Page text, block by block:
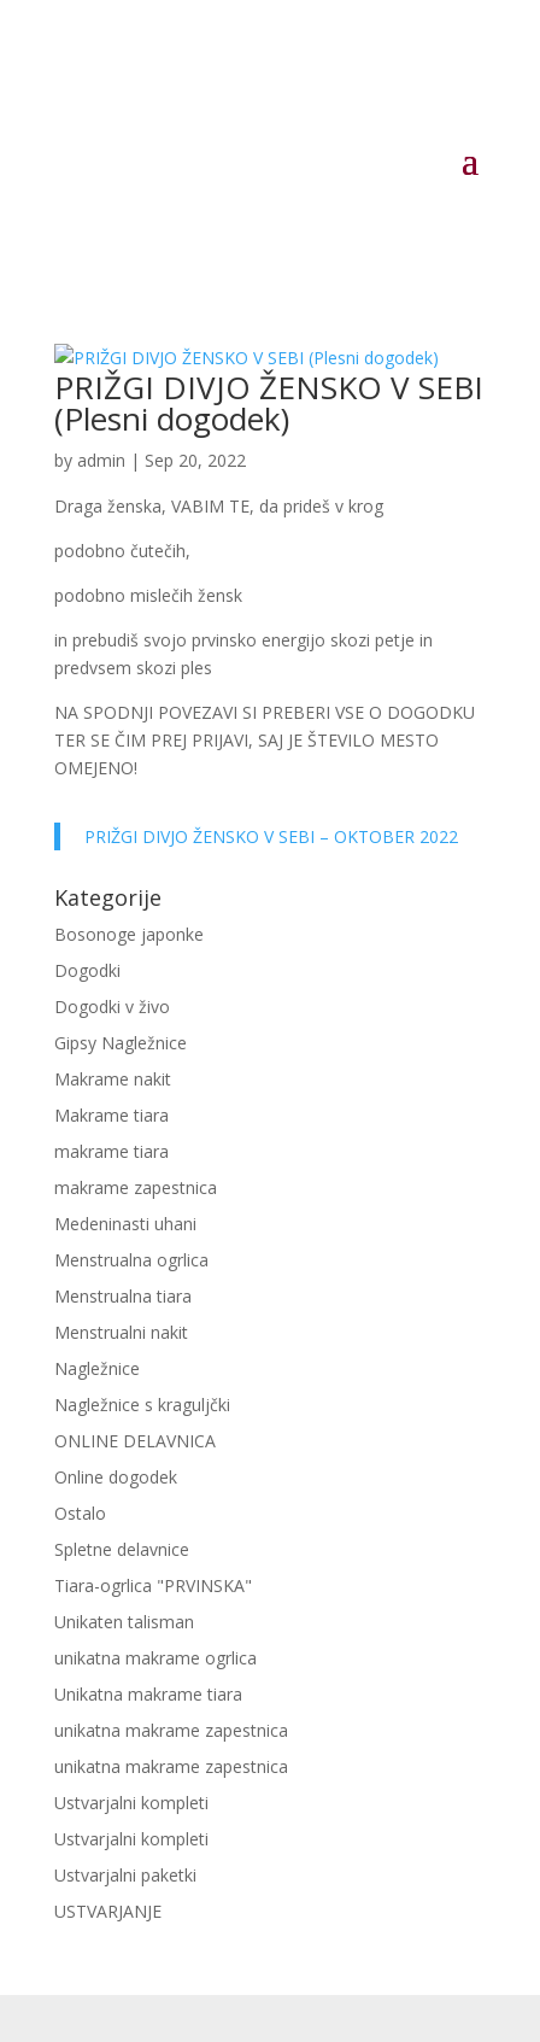
PRIŽGI DIVJO ŽENSKO V SEBI
(Plesni dogodek)
by admin | Sep 20, 2022
Draga ženska, VABIM TE, da prideš v krog
podobno čutečih,
podobno mislečih žensk
in prebudiš svojo prvinsko energijo skozi petje in
predvsem skozi ples
NA SPODNJI POVEZAVI SI PREBERI VSE O DOGODKU
TER SE ČIM PREJ PRIJAVI, SAJ JE ŠTEVILO MESTO
OMEJENO!
PRIŽGI DIVJO ŽENSKO V SEBI – OKTOBER 2022
Kategorije
Bosonoge japonke
Dogodki
Dogodki v živo
Gipsy Nagležnice
Makrame nakit
Makrame tiara
makrame tiara
makrame zapestnica
Medeninasti uhani
Menstrualna ogrlica
Menstrualna tiara
Menstrualni nakit
Nagležnice
Nagležnice s kraguljčki
ONLINE DELAVNICA
Online dogodek
Ostalo
Spletne delavnice
Tiara-ogrlica "PRVINSKA"
Unikaten talisman
unikatna makrame ogrlica
Unikatna makrame tiara
unikatna makrame zapestnica
unikatna makrame zapestnica
Ustvarjalni kompleti
Ustvarjalni kompleti
Ustvarjalni paketki
USTVARJANJE